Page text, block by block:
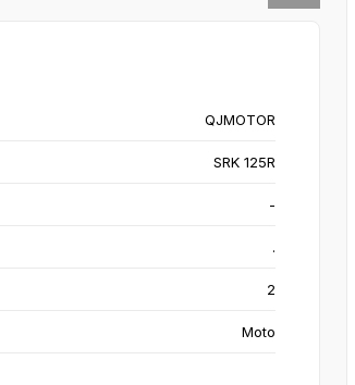
QJMOTOR
SRK 125R
-
.
2
Moto